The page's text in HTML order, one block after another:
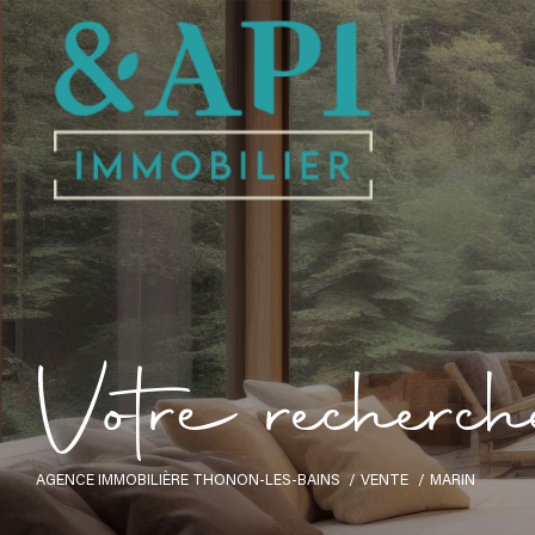
Votre recherch
AGENCE IMMOBILIÈRE THONON-LES-BAINS VENTE MARIN